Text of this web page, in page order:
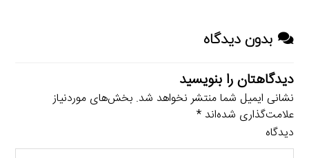
بدون دیدگاه
دیدگاهتان را بنویسید
نشانی ایمیل شما منتشر نخواهد شد. بخش‌های موردنیاز
علامت‌گذاری شده‌اند*
دیدگاه